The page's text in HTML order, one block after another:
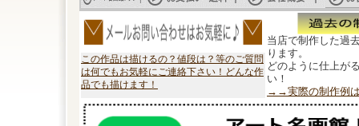
この作品は描けるの？値段は？等のご質問
は何でもお気軽にご連絡下さい！どんな作
品でも描けます！
当店で制作した過
ります。
どのように仕上が
い！
→→実際の制作例